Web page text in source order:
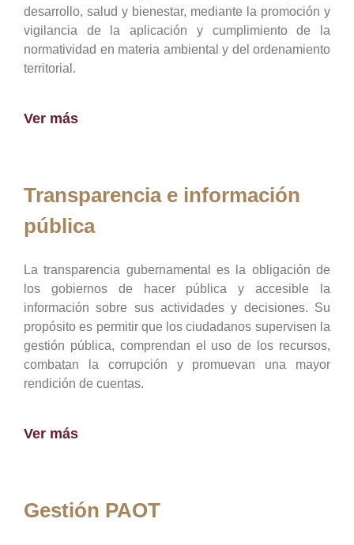
desarrollo, salud y bienestar, mediante la promoción y
vigilancia de la aplicación y cumplimiento de la
normatividad en materia ambiental y del ordenamiento
territorial.
Ver más
Transparencia e información
pública
La transparencia gubernamental es la obligación de
los gobiernos de hacer pública y accesible la
información sobre sus actividades y decisiones. Su
propósito es permitir que los ciudadanos supervisen la
gestión pública, comprendan el uso de los recursos,
combatan la corrupción y promuevan una mayor
rendición de cuentas.
Ver más
Gestión PAOT